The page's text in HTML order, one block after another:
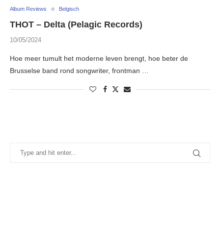
Album Reviews Belgisch
THOT – Delta (Pelagic Records)
10/05/2024
Hoe meer tumult het moderne leven brengt, hoe beter de
Brusselse band rond songwriter, frontman …